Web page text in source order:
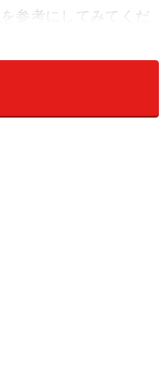
を参考にしてみてくだ